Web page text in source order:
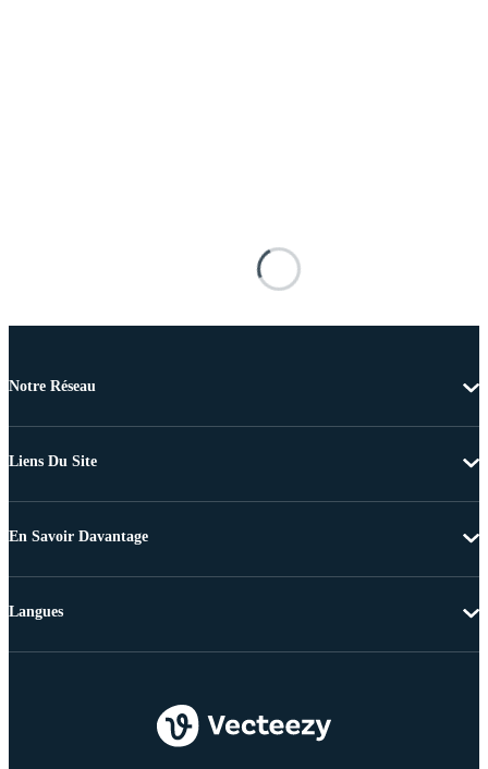
Notre Réseau
Liens Du Site
En Savoir Davantage
Langues